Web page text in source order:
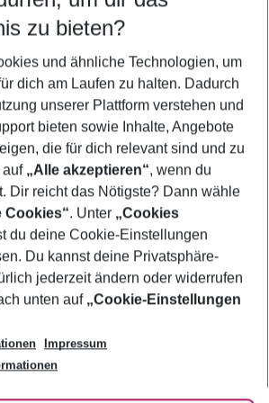
5-8 Nächte
Keine Kinder
Filter anzeigen
ändern
zu bieten?
und ähnliche Technologien, um
dich am Laufen zu halten. Dadurch
unserer Plattform verstehen und
bieten sowie Inhalte, Angebote
die für dich relevant sind und zu
auf „Alle akzeptieren“, wenn du
Dir reicht das Nötigste? Dann wähle
Cookies“. Unter „Cookies
du deine Cookie-Einstellungen
Du kannst deine Privatsphäre-
jederzeit ändern oder widerrufen
unten auf „Cookie-Einstellungen
Impressum